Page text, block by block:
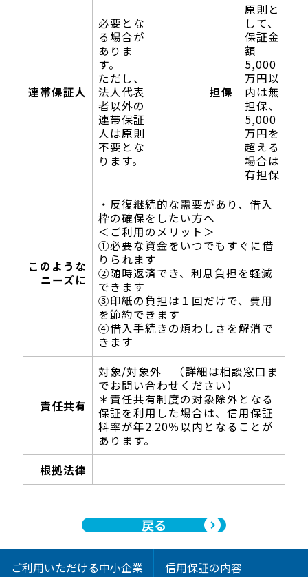
ご利用いただける中小企業 信用保証の内容
連帯保証人
必要とな
る場合が
ありま
す。
ただし、
法人代表
者以外の
連帯保証
人は原則
不要とな
ります。
担保
原則と
して、
保証金
額
5,000
万円以
内は無
担保、
5,000
万円を
超える
場合は
有担保
このような
ニーズに
・反復継続的な需要があり、借入
枠の確保をしたい方へ
＜ご利用のメリット＞
①必要な資金をいつでもすぐに借
りられます
②随時返済でき、利息負担を軽減
できます
③印紙の負担は１回だけで、費用
を節約できます
④借入手続きの煩わしさを解消で
きます
責任共有
対象/対象外 （詳細は相談窓口ま
でお問い合わせください）
＊責任共有制度の対象除外となる
保証を利用した場合は、信用保証
料率が年2.20％以内となることが
あります。
根拠法律
戻る